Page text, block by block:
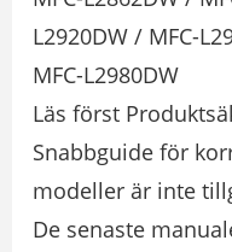
L2920DW / MFC-
MFC-L2980DW
Läs först
Snabbguide för
modeller är inte
De senaste